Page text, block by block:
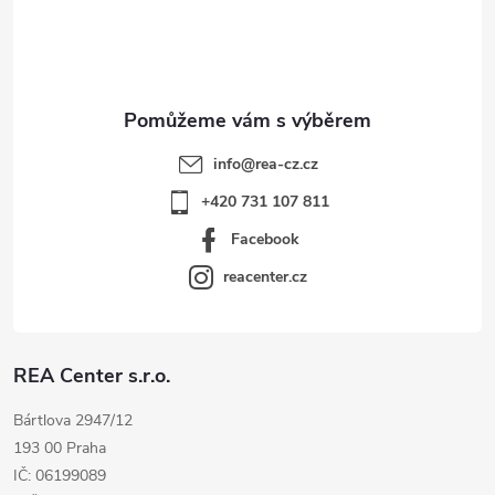
REA Center s.r.o.
Bártlova 2947/12
193 00 Praha
IČ: 06199089
info@rea-cz.cz
+420 731 107 811
Facebook
reacenter.cz